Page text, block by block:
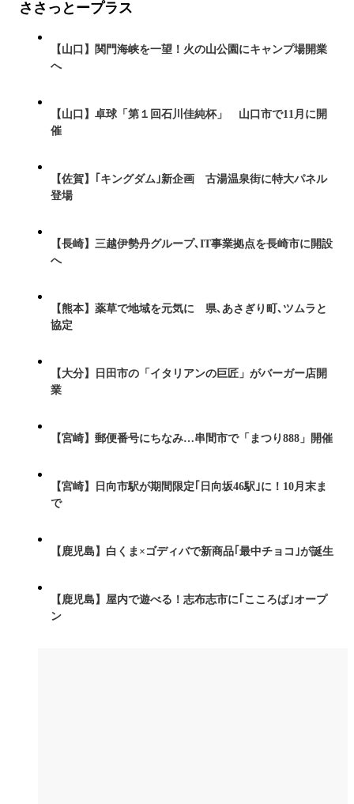
ささっとープラス
【山口】関門海峡を一望！火の山公園にキャンプ場開業
へ
【山口】卓球「第１回石川佳純杯」 山口市で11月に開
催
【佐賀】｢キングダム｣新企画 古湯温泉街に特大パネル
登場
【長崎】三越伊勢丹グループ､IT事業拠点を長崎市に開設
へ
【熊本】薬草で地域を元気に 県､あさぎり町､ツムラと
協定
【大分】日田市の「イタリアンの巨匠」がバーガー店開
業
【宮崎】郵便番号にちなみ…串間市で「まつり888」開催
【宮崎】日向市駅が期間限定｢日向坂46駅｣に！10月末ま
で
【鹿児島】白くま×ゴディバで新商品｢最中チョコ｣が誕生
【鹿児島】屋内で遊べる！志布志市に｢こころば｣オープ
ン